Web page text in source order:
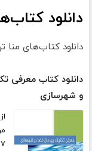
دانلود
دانلود کتاب‌های منا
دانلود کتاب معرفی
و شهرسازی
۱۷